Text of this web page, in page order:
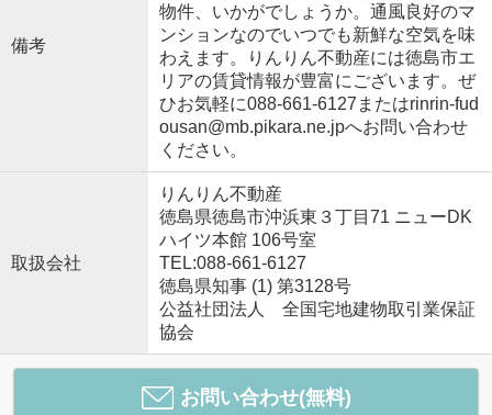
備考
物件、いかがでしょうか。通風良好のマ
ンションなのでいつでも新鮮な空気を味
わえます。りんりん不動産には徳島市エ
リアの賃貸情報が豊富にございます。ぜ
ひお気軽に088-661-6127またはrinrin-fud
ousan@mb.pikara.ne.jpへお問い合わせ
ください。
取扱会社
りんりん不動産
徳島県徳島市沖浜東３丁目71 ニューDK
ハイツ本館 106号室
TEL:088-661-6127
徳島県知事 (1) 第3128号
公益社団法人 全国宅地建物取引業保証
協会
お問い合わせ(無料)